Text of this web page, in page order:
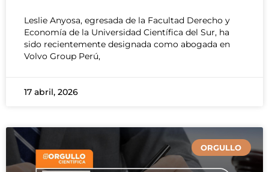
Leslie Anyosa, egresada de la Facultad Derecho y
Economía de la Universidad Científica del Sur, ha
sido recientemente designada como abogada en
Volvo Group Perú,
17 abril, 2026
ORGULLO